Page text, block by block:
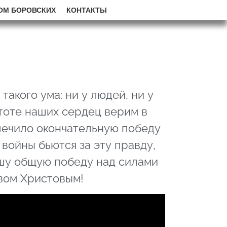
БОРОВСКИХ КОНТАКТЫ
ума: ни у людей, ни у
наших сердец верим в
окончательную победу
бьются за эту правду,
общую победу над силами
Христовым!